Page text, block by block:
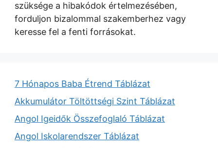
szüksége a hibakódok értelmezésében,
forduljon bizalommal szakemberhez vagy
keresse fel a fenti forrásokat.
7 Hónapos Baba Étrend Táblázat
Akkumulátor Töltöttségi Szint Táblázat
Angol Igeidők Összefoglaló Táblázat
Angol Iskolarendszer Táblázat